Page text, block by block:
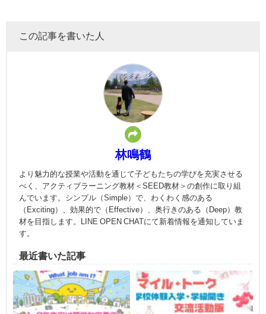
この記事を書いた人
林鳴鶴
より魅力的な授業や活動を通じて子どもたちの学びを充実させる
べく、アクティブラーニング教材＜SEED教材＞の創作に取り組
んでいます。シンプル（Simple）で、わくわく感のある
（Exciting）、効果的で（Effective）、奥行きのある（Deep）教
材を目指します。LINE OPEN CHATにて新着情報を通知していま
す。
最近書いた記事